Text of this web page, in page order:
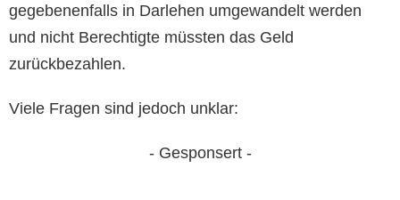
gegebenenfalls in Darlehen umgewandelt werden
und nicht Berechtigte müssten das Geld
zurückbezahlen.
Viele Fragen sind jedoch unklar:
- Gesponsert -